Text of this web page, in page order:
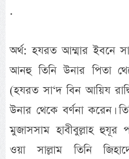
‏.‏
অর্থ: হযরত আম্মার ইবনে
আনহু তিনি উনার পিতা
(হযরত সা‘দ বিন আয়িয
উনার থেকে বর্ণনা করেন।
মুজাসসাম হাবীবুল্লাহ হুযূর
ওয়া সাল্লাম তিনি